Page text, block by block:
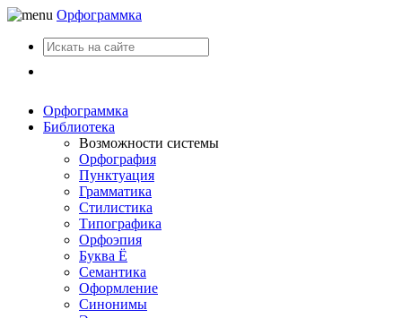
Орфограммка
Орфограммка
Библиотека
Возможности системы
Орфография
Пунктуация
Грамматика
Стилистика
Типографика
Орфоэпия
Буква Ё
Семантика
Оформление
Синонимы